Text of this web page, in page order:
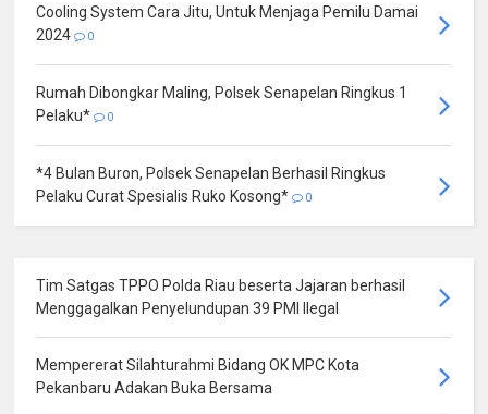
Cooling System Cara Jitu, Untuk Menjaga Pemilu Damai
2024
0
Rumah Dibongkar Maling, Polsek Senapelan Ringkus 1
Pelaku*
0
*4 Bulan Buron, Polsek Senapelan Berhasil Ringkus
Pelaku Curat Spesialis Ruko Kosong*
0
Tim Satgas TPPO Polda Riau beserta Jajaran berhasil
Menggagalkan Penyelundupan 39 PMI Ilegal
Mempererat Silahturahmi Bidang OK MPC Kota
Pekanbaru Adakan Buka Bersama